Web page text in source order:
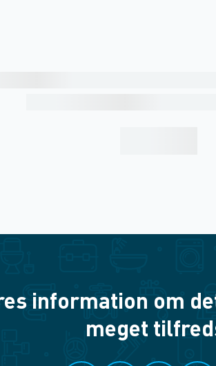
information om
meget